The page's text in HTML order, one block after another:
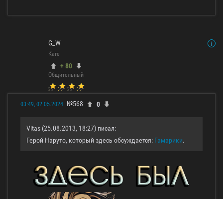
G_W
Каге
+ 80
Общительный
03:49, 02.05.2024 №568 0
Vitas (25.08.2013, 18:27) писал:
Герой Наруто, который здесь обсуждается: Гамарики.